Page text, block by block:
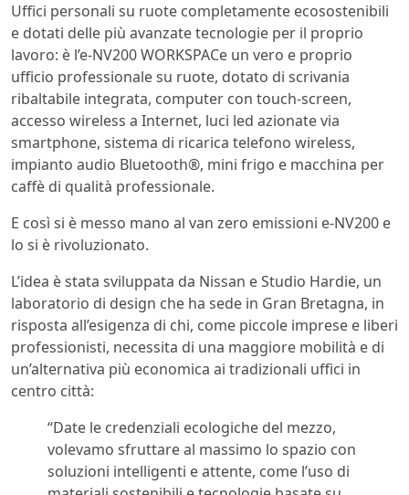
Uffici personali su ruote completamente ecosostenibili
e dotati delle più avanzate tecnologie per il proprio
lavoro: è l’e-NV200 WORKSPACe un vero e proprio
ufficio professionale su ruote, dotato di scrivania
ribaltabile integrata, computer con touch-screen,
accesso wireless a Internet, luci led azionate via
smartphone, sistema di ricarica telefono wireless,
impianto audio Bluetooth®, mini frigo e macchina per
caffè di qualità professionale.
E così si è messo mano al van zero emissioni e-NV200 e
lo si è rivoluzionato.
L’idea è stata sviluppata da Nissan e Studio Hardie, un
laboratorio di design che ha sede in Gran Bretagna, in
risposta all’esigenza di chi, come piccole imprese e liberi
professionisti, necessita di una maggiore mobilità e di
un’alternativa più economica ai tradizionali uffici in
centro città:
“Date le credenziali ecologiche del mezzo,
volevamo sfruttare al massimo lo spazio con
soluzioni intelligenti e attente, come l’uso di